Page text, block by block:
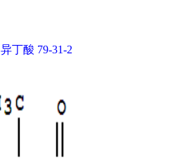
异丁酸 79-31-2